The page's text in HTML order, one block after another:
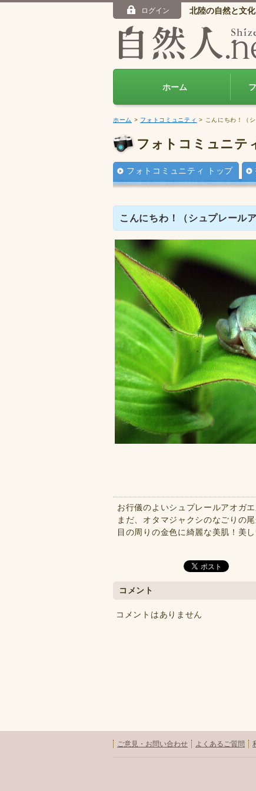
ログイン 北陸の自然と文
ホーム
ホーム > フォトコミュニティ > こんにちわ！（シ
フォトコミュニテ
フォトコミュニティ トップ
こんにちわ！（シュプレール
お行儀のよいシュプレールアオガ
まだ、オタマジャクシのなごりの
目の周りの金色に綺麗な美肌！美し
コメント
コメントはありません
ご意見・お問い合わせ よくあるご質問